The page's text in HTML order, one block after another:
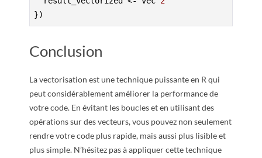
})
Conclusion
La vectorisation est une technique puissante en R qui
peut considérablement améliorer la performance de
votre code. En évitant les boucles et en utilisant des
opérations sur des vecteurs, vous pouvez non seulement
rendre votre code plus rapide, mais aussi plus lisible et
plus simple. N’hésitez pas à appliquer cette technique